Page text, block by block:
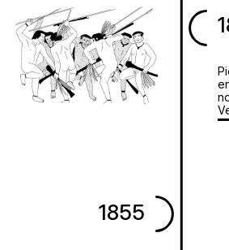
1855